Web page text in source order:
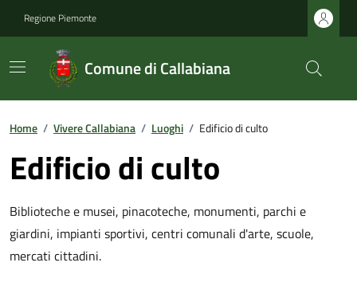
Regione Piemonte
Comune di Callabiana
Home / Vivere Callabiana / Luoghi / Edificio di culto
Edificio di culto
Biblioteche e musei, pinacoteche, monumenti, parchi e
giardini, impianti sportivi, centri comunali d'arte, scuole,
mercati cittadini.